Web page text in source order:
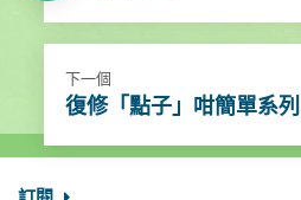
下一個
復修「點子」咁簡單系列